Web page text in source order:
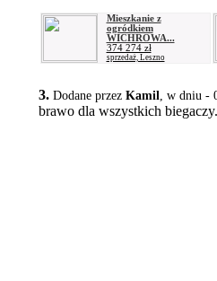
Mieszkanie z
ogródkiem
WICHROWA...
374 274 zł
sprzedaż, Leszno
3. Dodane przez Kamil, w dniu -
brawo dla wszystkich biegaczy.